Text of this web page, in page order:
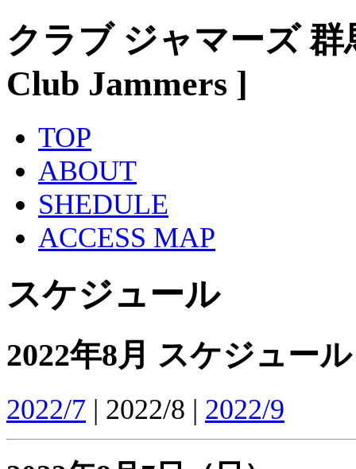
クラブ ジャマーズ
Club Jammers ]
TOP
ABOUT
SHEDULE
ACCESS MAP
スケジュール
2022年8月 スケジュール
2022/7 | 2022/8 | 2022/9